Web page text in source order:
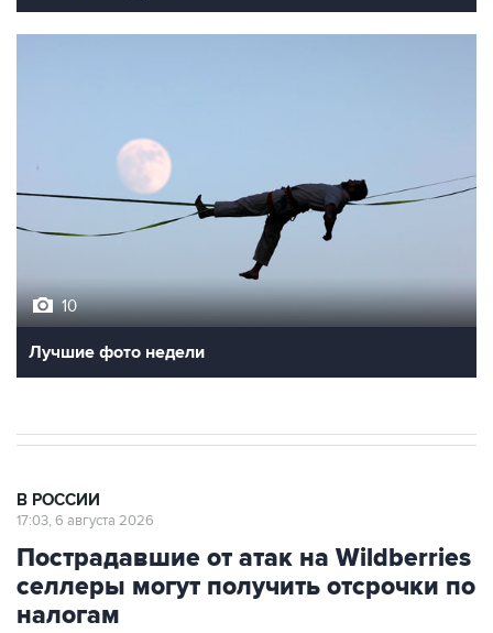
10
Лучшие фото недели
В РОССИИ
17:03, 6 августа 2026
Пострадавшие от атак на Wildberries
селлеры могут получить отсрочки по
налогам